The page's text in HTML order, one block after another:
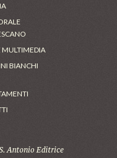
MULTIMEDIA
BIANCHI
Antonio Editrice